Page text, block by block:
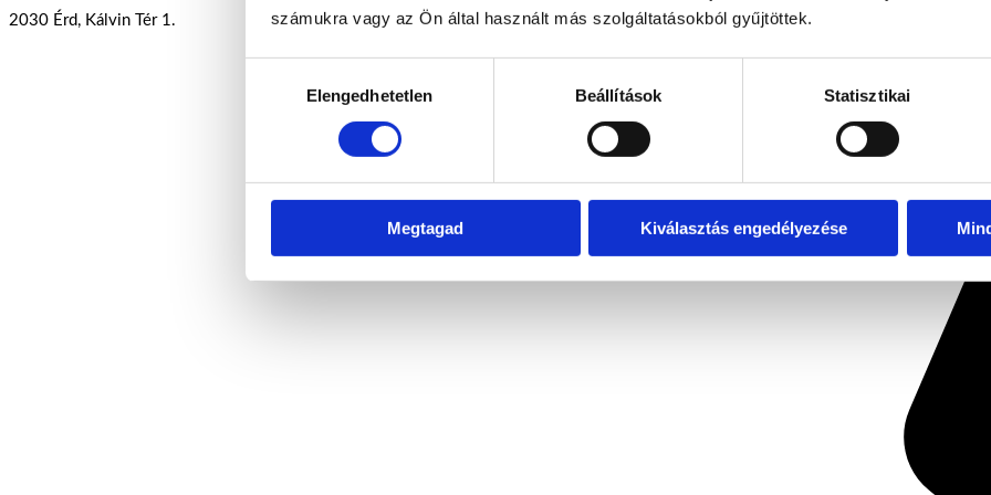
számukra vagy az Ön által használt más szolgáltatásokból gyűjtöttek.
kiválasztásaElengedhetetlen Beállítások Statisztikai
Megtagad Kiválasztás engedélyezése
2030 Érd, Kálvin Tér 1.